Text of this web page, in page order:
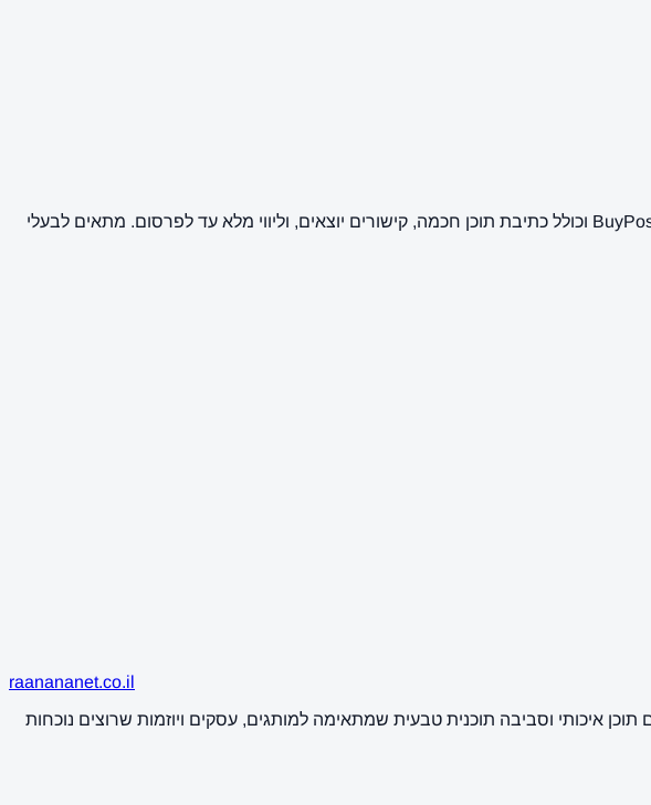
כאן ניתן לרכוש פרסום של כתבת יחסי ציבור וקידום אתרים (SEO) באתר רעננה נט. השירות מבוצע על ידי מערכת BuyPost וכולל כתיבת תוכן חכמה, קישורים יוצאים, וליווי מלא עד לפרסום. מתאים לבעלי
raanananet.co.il
איכותי וסביבה תוכנית טבעית שמתאימה למותגים, עסקים ויוזמות שרוצים נוכחות